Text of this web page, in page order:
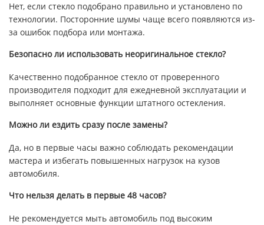
Нет, если стекло подобрано правильно и установлено по
технологии. Посторонние шумы чаще всего появляются из-
за ошибок подбора или монтажа.
Безопасно ли использовать неоригинальное стекло?
Качественно подобранное стекло от проверенного
производителя подходит для ежедневной эксплуатации и
выполняет основные функции штатного остекления.
Можно ли ездить сразу после замены?
Да, но в первые часы важно соблюдать рекомендации
мастера и избегать повышенных нагрузок на кузов
автомобиля.
Что нельзя делать в первые 48 часов?
Не рекомендуется мыть автомобиль под высоким